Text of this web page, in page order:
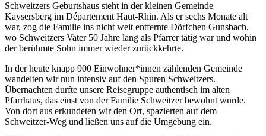
Schweitzers Geburtshaus steht in der kleinen Gemeinde
Kaysersberg im Département Haut-Rhin. Als er sechs Monate alt
war, zog die Familie ins nicht weit entfernte Dörfchen Gunsbach,
wo Schweitzers Vater 50 Jahre lang als Pfarrer tätig war und wohin
der berühmte Sohn immer wieder zurückkehrte.
In der heute knapp 900 Einwohner*innen zählenden Gemeinde
wandelten wir nun intensiv auf den Spuren Schweitzers.
Übernachten durfte unsere Reisegruppe authentisch im alten
Pfarrhaus, das einst von der Familie Schweitzer bewohnt wurde.
Von dort aus erkundeten wir den Ort, spazierten auf dem
Schweitzer-Weg und ließen uns auf die Umgebung ein.